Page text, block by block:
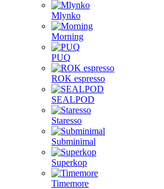
Mlynko
Morning
PUQ
ROK espresso
SEALPOD
Staresso
Subminimal
Superkop
Timemore